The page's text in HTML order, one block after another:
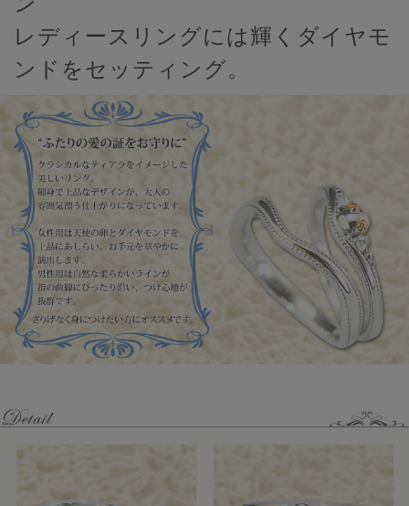
レディースリングには輝くダイヤモ
ンドをセッティング。